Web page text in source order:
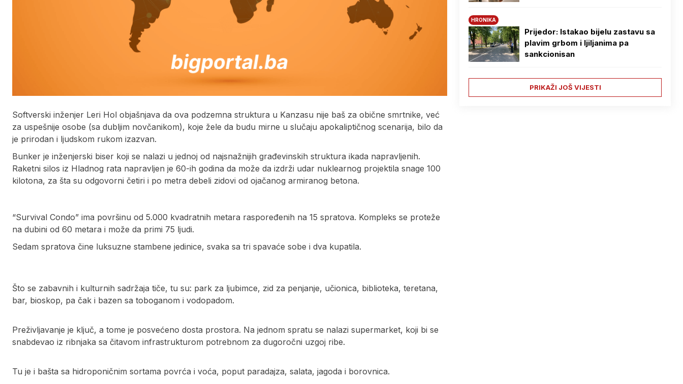
Softverski inženjer Leri Hol objašnjava da ova podzemna struktura u Kanzasu nije baš za obične smrtnike, već
za uspešnije osobe (sa dubljim novčanikom), koje žele da budu mirne u slučaju apokaliptičnog scenarija, bilo da
je prirodan i ljudskom rukom izazvan.
Bunker je inženjerski biser koji se nalazi u jednoj od najsnažnijih građevinskih struktura ikada napravljenih.
Raketni silos iz Hladnog rata napravljen je 60-ih godina da može da izdrži udar nuklearnog projektila snage 100
kilotona, za šta su odgovorni četiri i po metra debeli zidovi od ojačanog armiranog betona.
“Survival Condo” ima površinu od 5.000 kvadratnih metara raspoređenih na 15 spratova. Kompleks se proteže
na dubini od 60 metara i može da primi 75 ljudi.
Sedam spratova čine luksuzne stambene jedinice, svaka sa tri spavaće sobe i dva kupatila.
Što se zabavnih i kulturnih sadržaja tiče, tu su: park za ljubimce, zid za penjanje, učionica, biblioteka, teretana,
bar, bioskop, pa čak i bazen sa toboganom i vodopadom.
Preživljavanje je ključ, a tome je posvećeno dosta prostora. Na jednom spratu se nalazi supermarket, koji bi se
snabdevao iz ribnjaka sa čitavom infrastrukturom potrebnom za dugoročni uzgoj ribe.
Tu je i bašta sa hidroponičnim sortama povrća i voća, poput paradajza, salata, jagoda i borovnica.
HRONIKA
Prijedor: Istakao bijelu zastavu sa
plavim grbom i ljiljanima pa
sankcionisan
PRIKAŽI JOŠ VIJESTI